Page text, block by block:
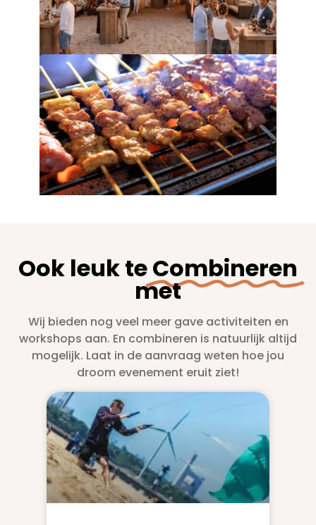
Ook leuk teCombineren
met
Wij bieden nog veel meer gave activiteiten en
workshops aan. En combineren is natuurlijk altijd
mogelijk. Laat in de aanvraag weten hoe jou
droom evenement eruit ziet!